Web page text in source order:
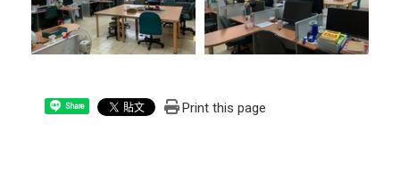
Share Print this page